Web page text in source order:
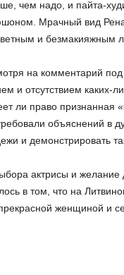
чем надо, и пайта-
Мрачный вид
и безмакияжным
на комментарий
и отсутствием каких-
ли право признанная
объяснений в
и демонстрировать
актрисы и желание
в том, что на
женщиной и